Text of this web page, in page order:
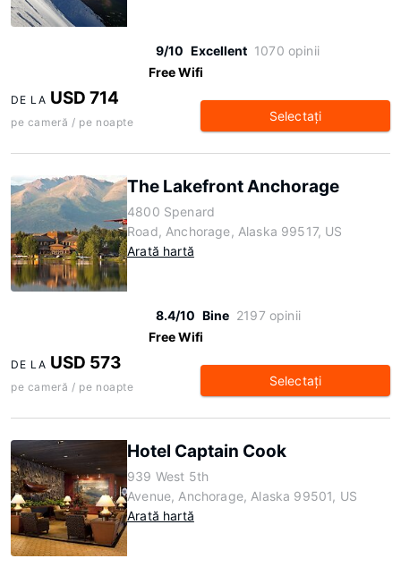
9/10 Excellent 1070 opinii
Free Wifi
DE LA USD 714
pe cameră / pe noapte Selectaţi
The Lakefront Anchorage
4800 Spenard
Road, Anchorage, Alaska 99517, US
Arată hartă
8.4/10 Bine 2197 opinii
Free Wifi
DE LA USD 573
pe cameră / pe noapte Selectaţi
Hotel Captain Cook
939 West 5th
Avenue, Anchorage, Alaska 99501, US
Arată hartă